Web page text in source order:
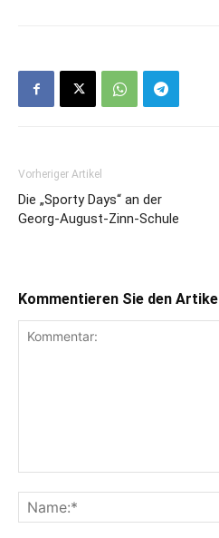
Vorheriger Artikel
Die „Sporty Days“ an der
Georg-August-Zinn-Schule
Kommentieren Sie den Artikel